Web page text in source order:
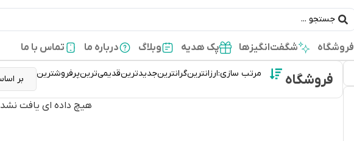
فروشگاه شگفت‌انگیزها پک هدیه وبلاگ درباره ما تماس با ما
فروشگاه مرتب سازی:ارزانترینگرانترینجدیدترینقدیمی‌ترینپرفروشترین
هیچ داده ای یافت نشد